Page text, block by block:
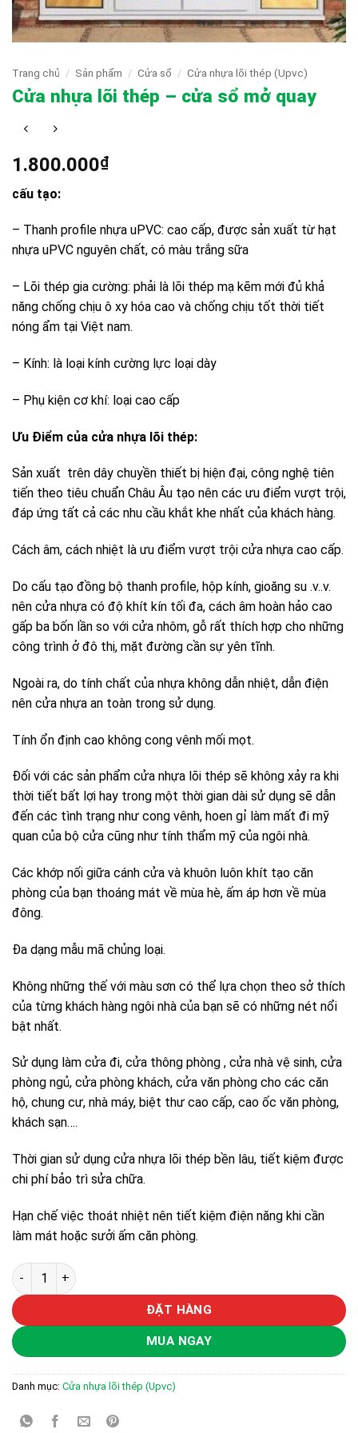
Trang chủ / Sản phẩm / Cửa sổ / Cửa nhựa lõi thép (Upvc)
Cửa nhựa lõi thép – cửa sổ mở quay
1.800.000₫
cấu tạo:
– Thanh profile nhựa uPVC: cao cấp, được sản xuất từ hạt
nhựa uPVC nguyên chất, có màu trắng sữa
– Lõi thép gia cường: phải là lõi thép mạ kẽm mới đủ khả
năng chống chịu ô xy hóa cao và chống chịu tốt thời tiết
nóng ẩm tại Việt nam.
– Kính: là loại kính cường lực loại dày
– Phụ kiện cơ khí: loại cao cấp
Ưu Điểm của cửa nhựa lõi thép:
Sản xuất trên dây chuyền thiết bị hiện đại, công nghệ tiên
tiến theo tiêu chuẩn Châu Âu tạo nên các ưu điểm vượt trội,
đáp ứng tất cả các nhu cầu khắt khe nhất của khách hàng.
Cách âm, cách nhiệt là ưu điểm vượt trội cửa nhựa cao cấp.
Do cấu tạo đồng bộ thanh profile, hộp kính, gioăng su .v..v.
nên cửa nhựa có độ khít kín tối đa, cách âm hoàn hảo cao
gấp ba bốn lần so với cửa nhôm, gỗ rất thích hợp cho những
công trình ở đô thị, mặt đường cần sự yên tĩnh.
Ngoài ra, do tính chất của nhựa không dẫn nhiệt, dẫn điện
nên cửa nhựa an toàn trong sử dụng.
Tính ổn định cao không cong vênh mối mọt.
Đối với các sản phẩm cửa nhựa lõi thép sẽ không xảy ra khi
thời tiết bất lợi hay trong một thời gian dài sử dụng sẽ dẫn
đến các tình trạng như cong vênh, hoen gỉ làm mất đi mỹ
quan của bộ cửa cũng như tính thẩm mỹ của ngôi nhà.
Các khớp nối giữa cánh cửa và khuôn luôn khít tạo căn
phòng của bạn thoáng mát về mùa hè, ấm áp hơn về mùa
đông.
Đa dạng mẫu mã chủng loại.
Không những thế với màu sơn có thể lựa chọn theo sở thích
của từng khách hàng ngôi nhà của bạn sẽ có những nét nổi
bật nhất.
Sử dụng làm cửa đi, cửa thông phòng , cửa nhà vệ sinh, cửa
phòng ngủ, cửa phòng khách, cửa văn phòng cho các căn
hộ, chung cư, nhà máy, biệt thư cao cấp, cao ốc văn phòng,
khách sạn….
Thời gian sử dụng cửa nhựa lõi thép bền lâu, tiết kiệm được
chi phí bảo trì sửa chữa.
Hạn chế việc thoát nhiệt nên tiết kiệm điện năng khi cần
làm mát hoặc sưởi ấm căn phòng.
Cửa nhựa lõi thép - cửa sổ mở quay số lượng
ĐẶT HÀNG
MUA NGAY
Danh mục: Cửa nhựa lõi thép (Upvc)